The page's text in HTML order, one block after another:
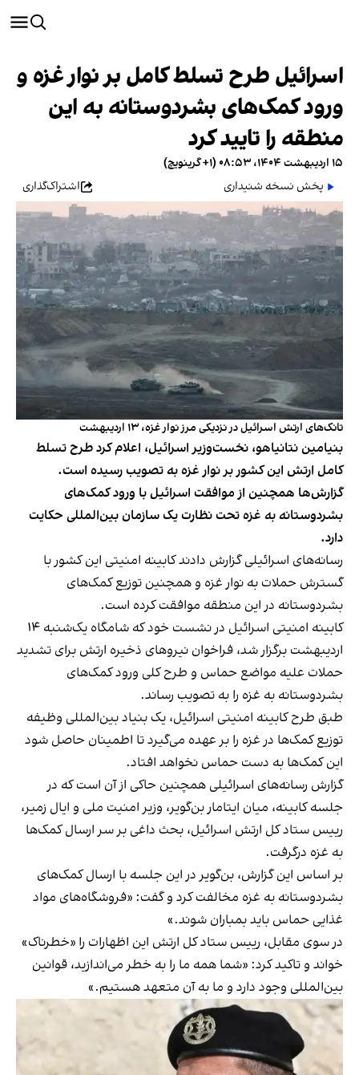
اسرائیل طرح تسلط کامل بر نوار غزه و
ورود کمک‌های بشردوستانه به این
منطقه را تایید کرد
۱۵ اردیبهشت ۱۴۰۴، ۰۸:۵۳ (‎+۱ گرینویچ)
پخش نسخه شنیداری
اشتراک‌گذاری
تانک‌های ارتش اسرائیل در نزدیکی مرز نوار غزه، ۱۳ اردیبهشت
بنیامین نتانیاهو، نخست‌وزیر اسرائیل، اعلام کرد طرح تسلط
کامل ارتش این کشور بر نوار غزه به تصویب رسیده است.
گزارش‌ها همچنین از موافقت اسرائیل با ورود کمک‌های
بشردوستانه به غزه تحت نظارت یک سازمان بین‌المللی حکایت
دارد.
رسانه‌های اسرائیلی گزارش دادند کابینه امنیتی این کشور با
گسترش حملات به نوار غزه و همچنین توزیع کمک‌های
بشردوستانه در این منطقه موافقت کرده است.
کابینه امنیتی اسرائیل در نشست خود که شامگاه یک‌شنبه ۱۴
اردیبهشت برگزار شد، فراخوان نیروهای ذخیره ارتش برای تشدید
حملات علیه مواضع حماس و طرح کلی ورود کمک‌های
بشردوستانه به غزه را به تصویب رساند.
طبق طرح کابینه امنیتی اسرائیل، یک بنیاد بین‌المللی وظیفه
توزیع کمک‌ها در غزه را بر عهده می‌گیرد تا اطمینان حاصل شود
این کمک‌ها به دست حماس نخواهد افتاد.
گزارش رسانه‌های اسرائیلی همچنین حاکی از آن است که در
جلسه کابینه، میان ایتامار بن‌گویر، وزیر امنیت ملی و ایال زمیر،
رییس ستاد کل ارتش اسرائیل، بحث داغی بر سر ارسال کمک‌ها
به غزه درگرفت.
بر اساس این گزارش، بن‌گویر در این جلسه با ارسال کمک‌های
بشردوستانه به غزه مخالفت کرد و گفت: «فروشگاه‌های مواد
غذایی حماس باید بمباران شوند.»
در سوی مقابل، رییس ستاد کل ارتش این اظهارات را «خطرناک»
خواند و تاکید کرد: «شما همه ما را به خطر می‌اندازید، قوانین
بین‌المللی وجود دارد و ما به آن متعهد هستیم.»